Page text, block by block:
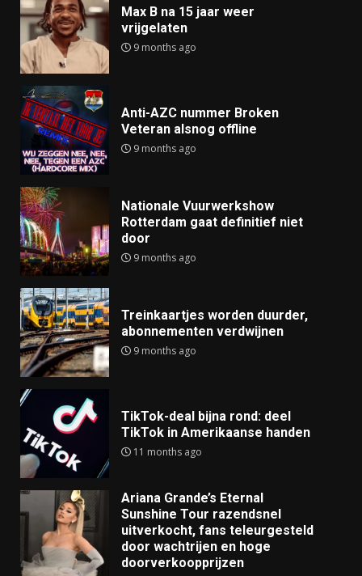
Max B na 15 jaar weer
vrijgelaten
9 months ago
Anti-AZC nummer Broken
Veteran alsnog offline
9 months ago
Nationale Vuurwerkshow
Rotterdam gaat definitief niet
door
9 months ago
Treinkaartjes worden duurder,
abonnementen verdwijnen
9 months ago
TikTok-deal bijna rond: deel
TikTok in Amerikaanse handen
11 months ago
Ariana Grande’s Eternal
Sunshine Tour razendsnel
uitverkocht, fans teleurgesteld
door wachtrijen en hoge
doorverkoopprijzen